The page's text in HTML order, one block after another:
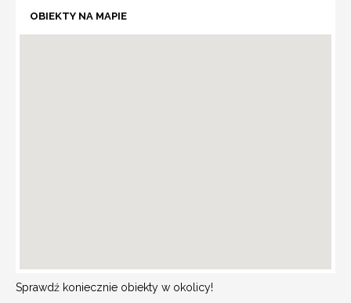
OBIEKTY NA MAPIE
Sprawdź koniecznie obiekty w okolicy!